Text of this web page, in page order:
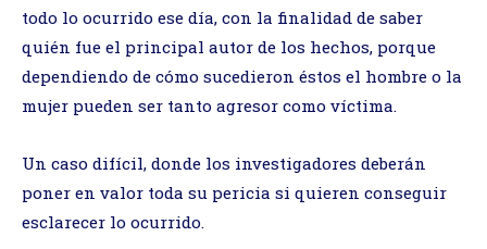
todo lo ocurrido ese día, con la finalidad de saber
quién fue el principal autor de los hechos, porque
dependiendo de cómo sucedieron éstos el hombre o la
mujer pueden ser tanto agresor como víctima.
Un caso difícil, donde los investigadores deberán
poner en valor toda su pericia si quieren conseguir
esclarecer lo ocurrido.